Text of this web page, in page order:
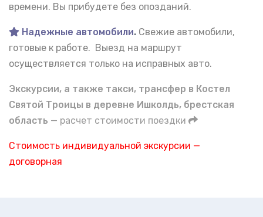
времени. Вы прибудете без опозданий.
Надежные автомобили. Свежие автомобили,
готовые к работе. Выезд на маршрут
осуществляется только на исправных авто.
Экскурсии, а также такси, трансфер в Костел
Святой Троицы в деревне Ишколдь, брестская
область — расчет стоимости поездки
Стоимость индивидуальной экскурсии —
договорная